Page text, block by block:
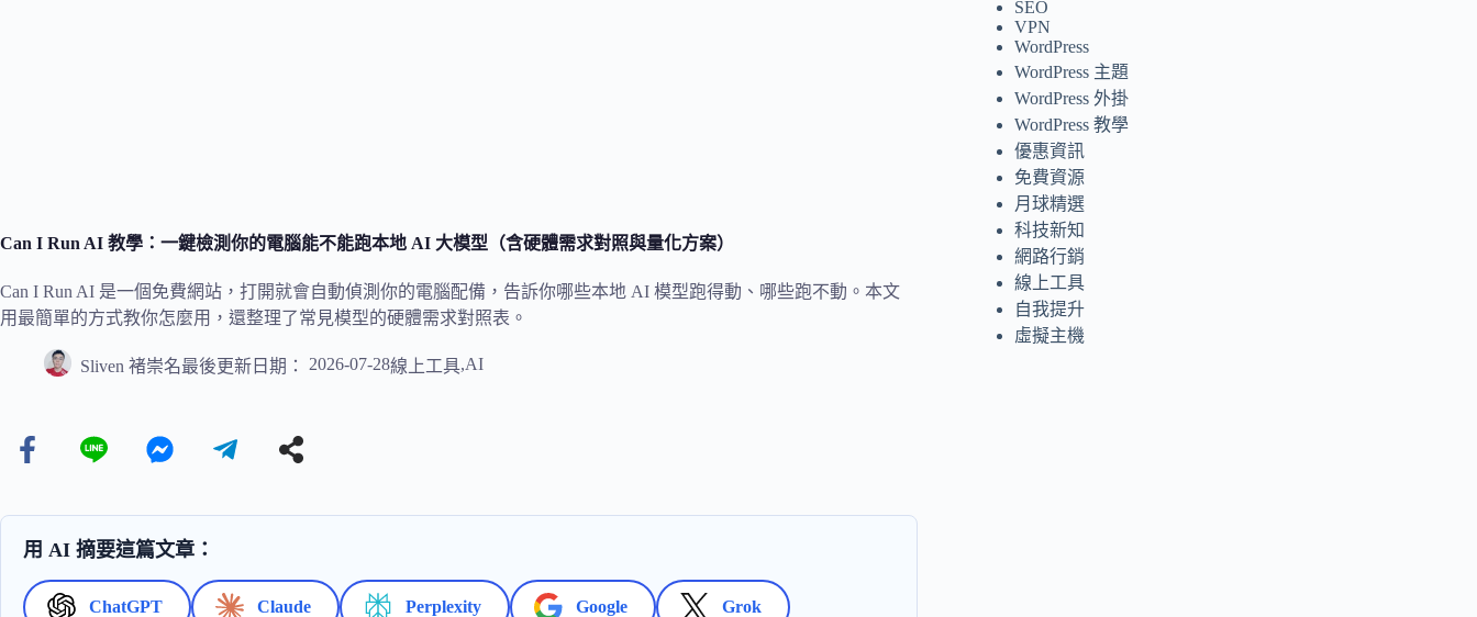
Can I Run AI 教學：一鍵檢測你的電腦能不能跑本地 AI 大模型（含硬體需求對照與量化方案）
Can I Run AI 是一個免費網站，打開就會自動偵測你的電腦配備，告訴你哪些本地 AI 模型跑得動、哪些跑不動。本文
用最簡單的方式教你怎麼用，還整理了常見模型的硬體需求對照表。
Sliven 褚崇名最後更新日期： 2026-07-28線上工具,AI
用 AI 摘要這篇文章：
ChatGPT Claude Perplexity Google Grok
SEO
VPN
WordPress
WordPress 主題
WordPress 外掛
WordPress 教學
優惠資訊
免費資源
月球精選
科技新知
網路行銷
線上工具
自我提升
虛擬主機